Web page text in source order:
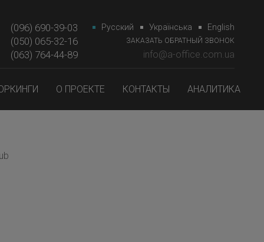
(096) 690-39-03
(050) 065-32-16
(063) 764-44-89‎‎
Русский Українська English
ЗАКАЗАТЬ ОБРАТНЫЙ ЗВОНОК
info@a-office.com.ua
О ПРОЕКТЕ КОНТАКТЫ АНАЛИТИКА